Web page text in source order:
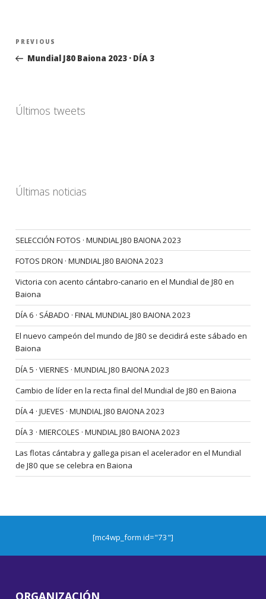
Navegación
entradas
Previous
Post
PREVIOUS
Mundial J80 Baiona 2023 · DÍA 3
Últimos tweets
Últimas noticias
SELECCIÓN FOTOS · MUNDIAL J80 BAIONA 2023
FOTOS DRON · MUNDIAL J80 BAIONA 2023
Victoria con acento cántabro-canario en el Mundial de J80 en
Baiona
DÍA 6 · SÁBADO · FINAL MUNDIAL J80 BAIONA 2023
El nuevo campeón del mundo de J80 se decidirá este sábado en
Baiona
DÍA 5 · VIERNES · MUNDIAL J80 BAIONA 2023
Cambio de líder en la recta final del Mundial de J80 en Baiona
DÍA 4 · JUEVES · MUNDIAL J80 BAIONA 2023
DÍA 3 · MIERCOLES · MUNDIAL J80 BAIONA 2023
Las flotas cántabra y gallega pisan el acelerador en el Mundial
de J80 que se celebra en Baiona
[mc4wp_form id="73"]